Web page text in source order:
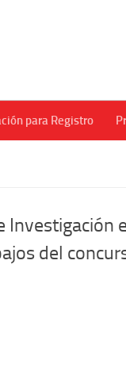
para Registro
Investigación
del